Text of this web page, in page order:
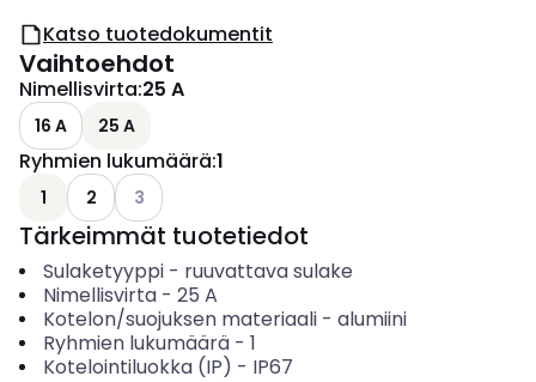
Katso tuotedokumentit
Vaihtoehdot
Nimellisvirta:25 A
16 A 25 A
Ryhmien lukumäärä:1
1 2 Katso käytettävissä olevat vaihtoehdot
3
Tärkeimmät tuotetiedot
Sulaketyyppi- ruuvattava sulake
Nimellisvirta- 25 A
Kotelon/suojuksen materiaali- alumiini
Ryhmien lukumäärä- 1
Kotelointiluokka (IP) - IP67